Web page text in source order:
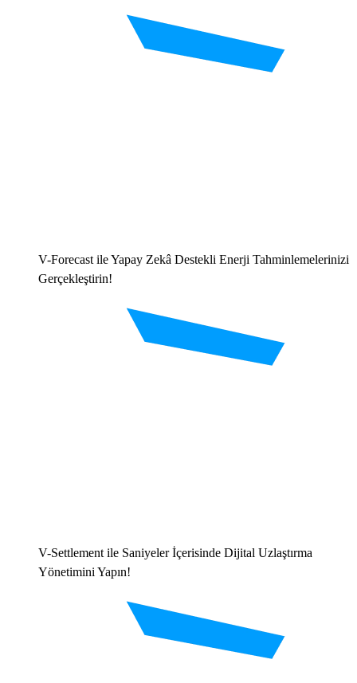
V-Forecast ile Yapay Zekâ Destekli Enerji Tahminlemelerinizi
Gerçekleştirin!
V-Settlement ile Saniyeler İçerisinde Dijital Uzlaştırma
Yönetimini Yapın!